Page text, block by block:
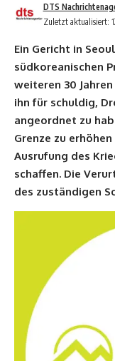
Zuletzt aktualisiert:
DTS
Ein Gericht in
südkoreanischen
weiteren 30
ihn für schuldig,
angeordnet zu
Grenze zu
Ausrufung des
schaffen. Die
des zuständigen